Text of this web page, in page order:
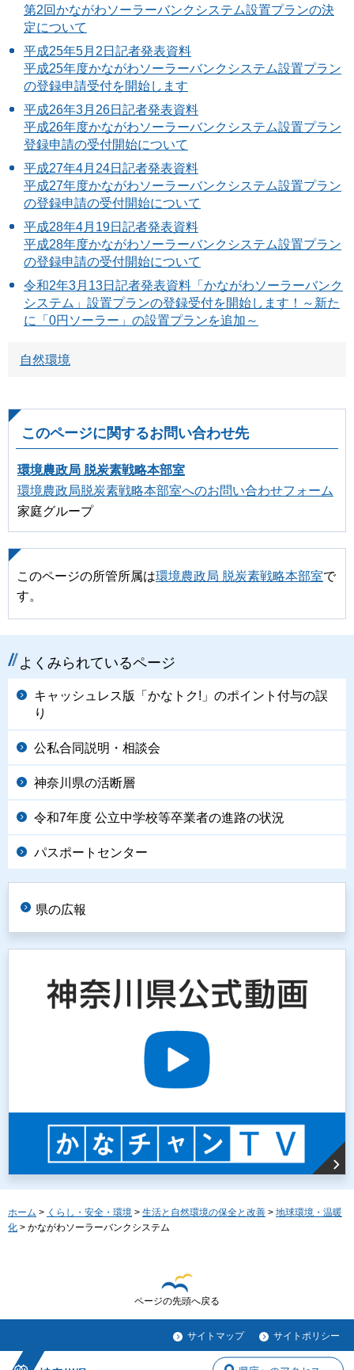
第2回かながわソーラーバンクシステム設置プランの決
定について
平成25年5月2日記者発表資料
平成25年度かながわソーラーバンクシステム設置プラン
の登録申請受付を開始します
平成26年3月26日記者発表資料
平成26年度かながわソーラーバンクシステム設置プラン
登録申請の受付開始について
平成27年4月24日記者発表資料
平成27年度かながわソーラーバンクシステム設置プラン
の登録申請の受付開始について
平成28年4月19日記者発表資料
平成28年度かながわソーラーバンクシステム設置プラン
の登録申請の受付開始について
令和2年3月13日記者発表資料「かながわソーラーバンク
システム」設置プランの登録受付を開始します！～新た
に「0円ソーラー」の設置プランを追加～
自然環境
このページに関するお問い合わせ先
環境農政局 脱炭素戦略本部室
環境農政局脱炭素戦略本部室へのお問い合わせフォーム
家庭グループ
このページの所管所属は環境農政局 脱炭素戦略本部室で
す。
よくみられているページ
キャッシュレス版「かなトク!」のポイント付与の誤
り
公私合同説明・相談会
神奈川県の活断層
令和7年度 公立中学校等卒業者の進路の状況
パスポートセンター
県の広報
ホーム > くらし・安全・環境 > 生活と自然環境の保全と改善 > 地球環境・温暖
化 > かながわソーラーバンクシステム
ページの先頭へ戻る
サイトマップ サイトポリシー